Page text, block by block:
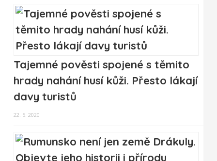
Tajemné pověsti spojené s těmito
hrady nahání husí kůži. Přesto lákají
davy turistů
22. 5. 2020